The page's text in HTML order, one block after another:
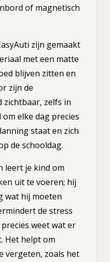
of magnetisch
zijn gemaakt
met een matte
blijven zitten en
zijn de
zichtbaar, zelfs in
elke dag precies
staat en zich
de schooldag.
leert je kind om
uit te voeren; hij
wat hij moeten
de stress
weet wat er
Het helpt om
vergeten, zoals het